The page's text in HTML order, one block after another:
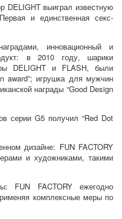
DELIGHT выиграл известную
и единственная секс-
инновационный и
в 2010 году, шарики
DELIGHT и FLASH, были
award”; игрушка для мужчин
награды “Good Design
серии G5 получил “Red Dot
дизайне: FUN FACTORY
и художниками, такими
FUN FACTORY ежегодно
комплексные меры по